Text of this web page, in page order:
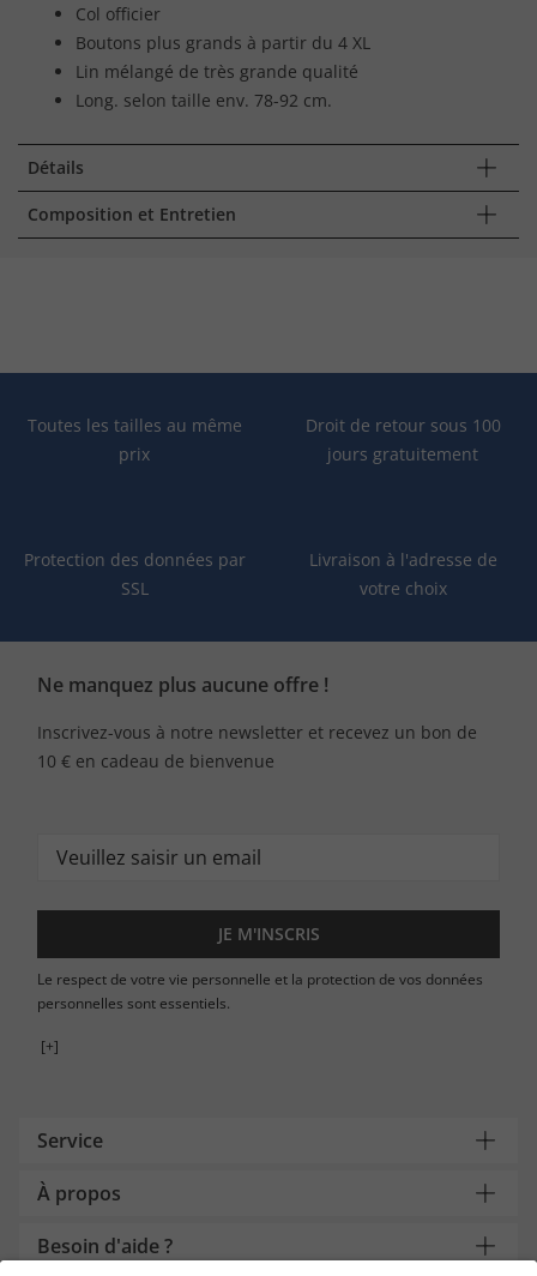
Col officier
Boutons plus grands à partir du 4 XL
Lin mélangé de très grande qualité
Long. selon taille env. 78-92 cm.
Détails
Composition et Entretien
Toutes les tailles au même
prix
Droit de retour sous 100
jours gratuitement
Protection des données par
SSL
Livraison à l'adresse de
votre choix
Ne manquez plus aucune offre !
Inscrivez-vous à notre newsletter et recevez un bon de
10 € en cadeau de bienvenue
JE M'INSCRIS
Le respect de votre vie personnelle et la protection de vos données
personnelles sont essentiels.
[+]
Service
À propos
Besoin d'aide ?